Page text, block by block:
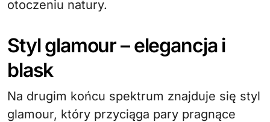
otoczeniu natury.
Styl glamour – elegancja i
blask
Na drugim końcu spektrum znajduje się styl
glamour, który przyciąga pary pragnące